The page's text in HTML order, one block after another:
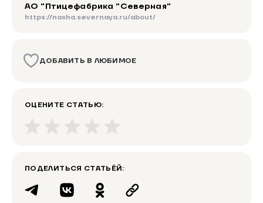
АО "Птицефабрика "Северная"
https://nasha.severnaya.ru/about/
ДОБАВИТЬ В ЛЮБИМОЕ
ОЦЕНИТЕ СТАТЬЮ:
ПОДЕЛИТЬСЯ СТАТЬЁЙ: